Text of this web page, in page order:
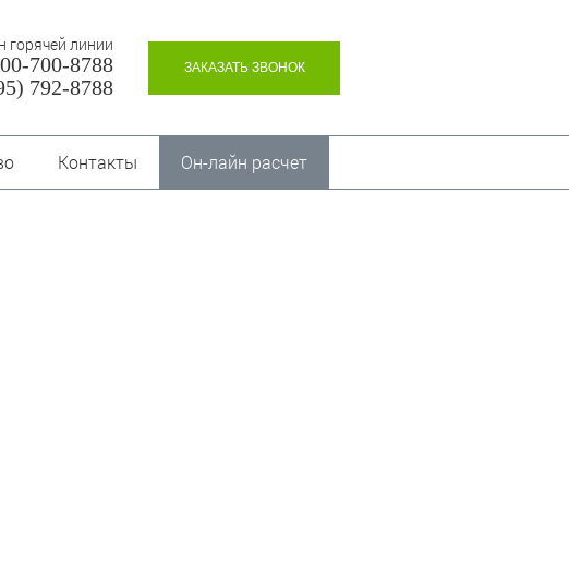
горячей линии
700-8788
792-8788
ЗАКАЗАТЬ ЗВОНОК
Контакты Он-лайн расчет